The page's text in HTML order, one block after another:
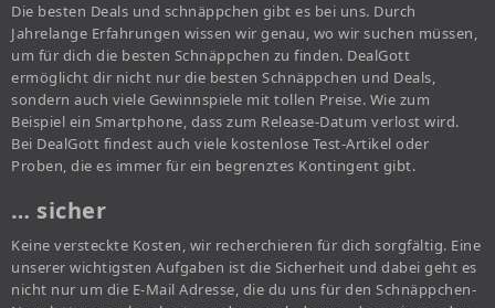
Die besten Deals und schnäppchen gibt es bei uns. Durch
Jahrelange Erfahrungen wissen wir genau, wo wir suchen müssen,
um für dich die besten Schnäppchen zu finden. DealGott
ermöglicht dir nicht nur die besten Schnäppchen und Deals,
sondern auch viele Gewinnspiele mit tollen Preise. Wie zum
Beispiel ein Smartphone, dass zum Release-Datum verlost wird.
Bei DealGott findest auch viele kostenlose Test-Artikel oder
Proben, die es immer für ein begrenztes Kontingent gibt.
… sicher
Keine versteckte Kosten, wir recherchieren für dich sorgfältig. Eine
unserer wichtigsten Aufgaben ist die Sicherheit und dabei geht es
nicht nur um die E-Mail Adresse, die du uns für den Schnäppchen-